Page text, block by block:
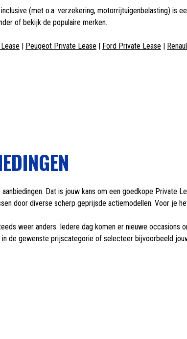
(met o.a. verzekering, motorrijtuigenbelasting) is
of bekijk de populaire merken.
| Peugeot Private Lease | Ford Private Lease |
Dat is jouw kans om een goedkope Private
door diverse scherp geprijsde actiemodellen. Voor je
weer anders. Iedere dag komen er nieuwe
in de gewenste prijscategorie of selecteer bijvoorbeeld